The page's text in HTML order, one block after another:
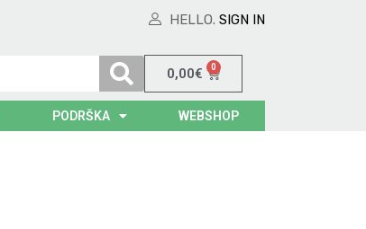
HELLO. SIGN IN
0,00€ 0
PODRŠKA WEBSHOP